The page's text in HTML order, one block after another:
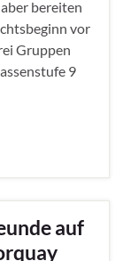
bereiten
vor
Gruppen
9
auf